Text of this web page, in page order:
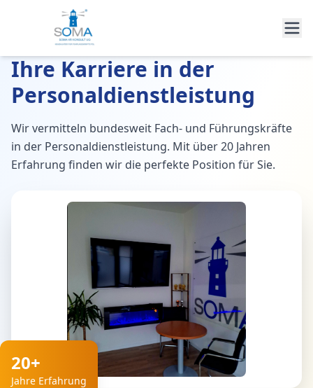
Ihre Karriere in der
Personaldienstleistung
Wir vermitteln bundesweit Fach- und Führungskräfte
in der Personaldienstleistung. Mit über 20 Jahren
Erfahrung finden wir die perfekte Position für Sie.
20+
Jahre Erfahrung